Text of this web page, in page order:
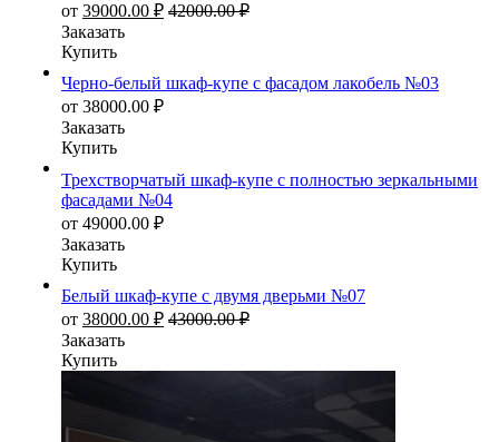
от 39000.00 ₽ 42000.00₽
Заказать
Купить
Черно-белый шкаф-купе с фасадом лакобель №03
от 38000.00 ₽
Заказать
Купить
Трехстворчатый шкаф-купе с полностью зеркальными
фасадами №04
от 49000.00 ₽
Заказать
Купить
Белый шкаф-купе с двумя дверьми №07
от 38000.00 ₽ 43000.00₽
Заказать
Купить